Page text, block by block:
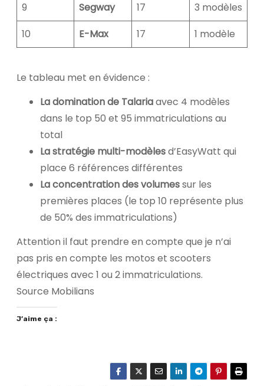
9
Segway 17
3 modèles
10
E-Max 17 1 modèle
Le tableau met en évidence :
La domination de Talariaavec 4 modèles
dans le top 50 et 95 immatriculations au
total
La stratégie multi-modèlesd’EasyWatt qui
place 6 références différentes
La concentration des volumessur les
premières places (le top 10 représente plus
de 50% des immatriculations)
Attention il faut prendre en compte que je n’ai
pas pris en compte les motos et scooters
électriques avec 1 ou 2 immatriculations.
Source Mobilians
J’aime ça :